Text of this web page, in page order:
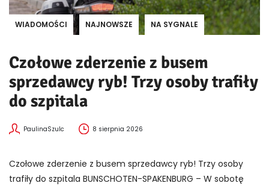
WIADOMOŚCI NAJNOWSZE NA SYGNALE
Czołowe zderzenie z busem
sprzedawcy ryb! Trzy osoby trafiły
do szpitala
PaulinaSzulc 8 sierpnia 2026
Czołowe zderzenie z busem sprzedawcy ryb! Trzy osoby
trafiły do szpitala BUNSCHOTEN-SPAKENBURG – W sobotę